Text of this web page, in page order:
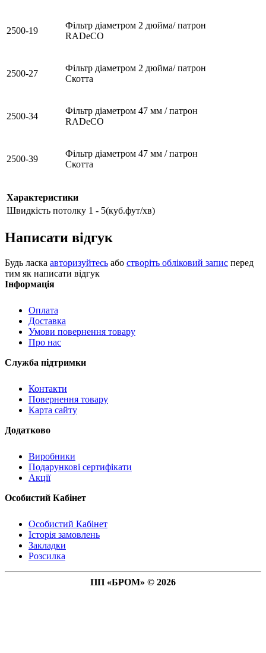
2500-19
Фільтр діаметром 2 дюйма/ патрон
RADeCO
2500-27
Фільтр діаметром 2 дюйма/ патрон
Скотта
2500-34
Фільтр діаметром 47 мм / патрон
RADeCO
2500-39
Фільтр діаметром 47 мм / патрон
Скотта
Характеристики
Швидкість потолку 1 - 5(куб.фут/хв)
Написати відгук
Будь ласка авторизуйтесь або створіть обліковий запис перед
тим як написати відгук
Інформація
Оплата
Доставка
Умови повернення товару
Про нас
Служба підтримки
Контакти
Повернення товару
Карта сайту
Додатково
Виробники
Подарункові сертифікати
Акції
Особистий Кабінет
Особистий Кабінет
Історія замовлень
Закладки
Розсилка
ПП «БРОМ» © 2026